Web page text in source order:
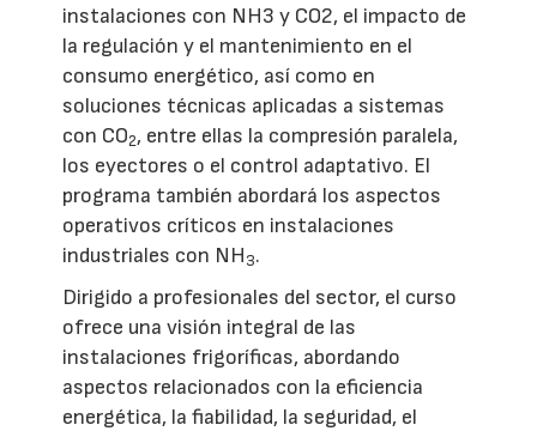
instalaciones con NH3 y CO2, el impacto de
la regulación y el mantenimiento en el
consumo energético, así como en
soluciones técnicas aplicadas a sistemas
con CO2, entre ellas la compresión paralela,
los eyectores o el control adaptativo. El
programa también abordará los aspectos
operativos críticos en instalaciones
industriales con NH3.
Dirigido a profesionales del sector, el curso
ofrece una visión integral de las
instalaciones frigoríficas, abordando
aspectos relacionados con la eficiencia
energética, la fiabilidad, la seguridad, el